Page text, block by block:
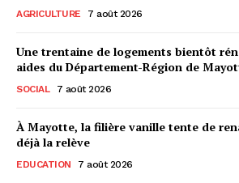
AGRICULTURE 7 août 2026
Une trentaine de logements bientôt
aides du Département-Région de
SOCIAL 7 août 2026
À Mayotte, la filière vanille tente de
déjà la relève
EDUCATION 7 août 2026